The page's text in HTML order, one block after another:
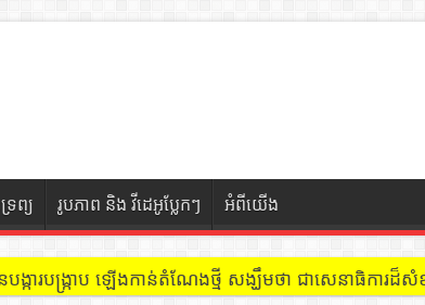
ព្យ រូបភាព និង វីដេអូប្លែកៗ អំពីយើង
មានអ្នកជួលបន្ទប់បើកល្បែងសុីសង នៅជាន់ទី៩ បន្ទប់ ៩០២ !